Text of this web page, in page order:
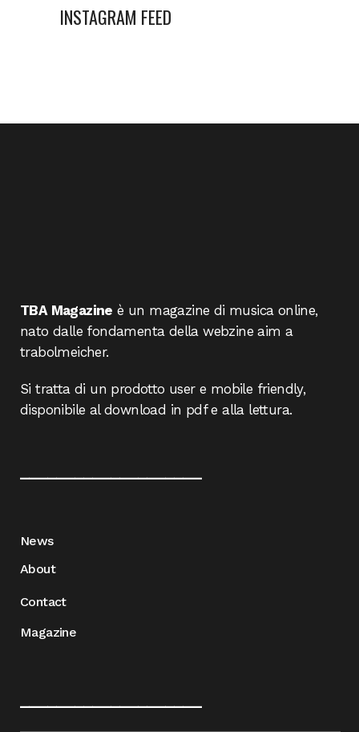
INSTAGRAM FEED
TBA Magazine è un magazine di musica online,
nato dalle fondamenta della webzine aim a
trabolmeicher.
Si tratta di un prodotto user e mobile friendly,
disponibile al download in pdf e alla lettura.
News
About
Contact
Magazine